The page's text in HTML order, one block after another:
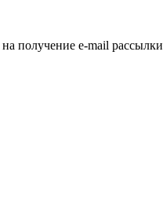
на получение e-mail рассылки